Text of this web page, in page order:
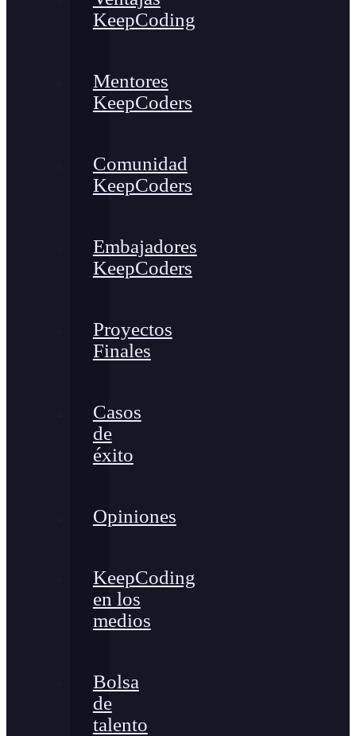
KeepCoding
Mentores
KeepCoders
Comunidad
KeepCoders
Embajadores
KeepCoders
Proyectos
Finales
Casos
de
éxito
Opiniones
KeepCoding
en los
medios
Bolsa
de
talento